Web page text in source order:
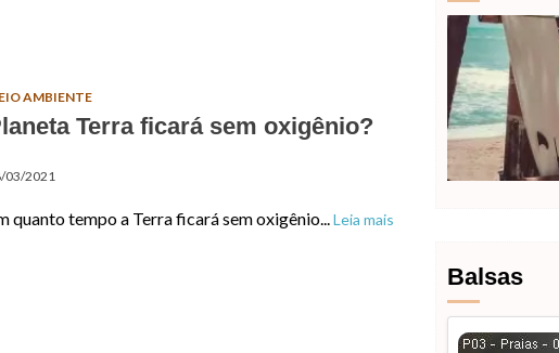
AMBIENTE
Terra ficará sem oxigênio?
03/2021
quanto tempo a Terra ficará sem oxigênio...Leia mais
Balsas